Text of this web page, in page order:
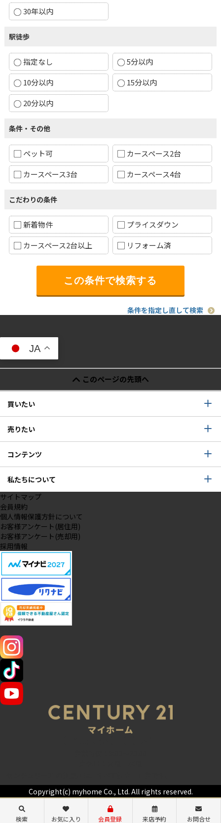
30年以内
駅徒歩
指定なし
5分以内
10分以内
15分以内
20分以内
条件・その他
ペット可
カースペース2台
カースペース3台
カースペース4台
こだわりの条件
新着物件
プライスダウン
カースペース2台以上
リフォーム済
条件を指定し直して検索
JA
このページの先頭へ
買いたい
売りたい
コンテンツ
私たちについて
サイトマップ
会員規約
個人情報保護方針について
お客様アンケート(居住用)
お客様アンケート(売却用)
採用情報
Copyright(c) myhome Co., Ltd. All rights reserved.
検索 お気に入り 会員登録 来店予約 お問合せ